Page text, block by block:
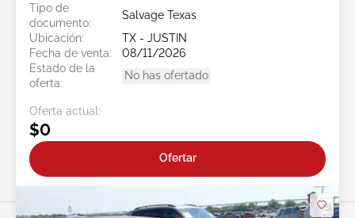
Tipo de
documento:
Salvage Texas
Ubicación:
TX - JUSTIN
Fecha de venta:
08/11/2026
Estado de la
oferta:
No has ofertado
Oferta actual:
$0
Ofertar